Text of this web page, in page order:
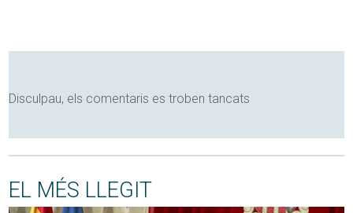
Disculpau, els comentaris es troben tancats
EL MÉS LLEGIT